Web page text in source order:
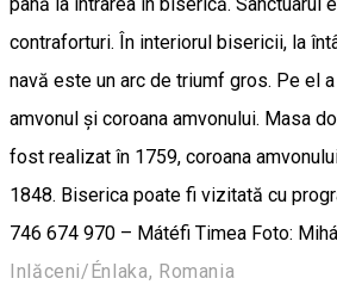
contraforturi. În interiorul bisericii, la
navă este un arc de triumf gros. Pe el
amvonul și coroana amvonului. Masa
fost realizat în 1759, coroana
1848. Biserica poate fi vizitată cu
746 674 970 – Mátéfi Timea Foto:
Inlăceni/Énlaka, Romania